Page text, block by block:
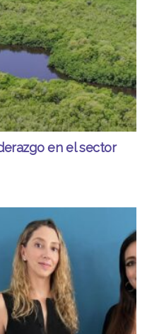
en el sector